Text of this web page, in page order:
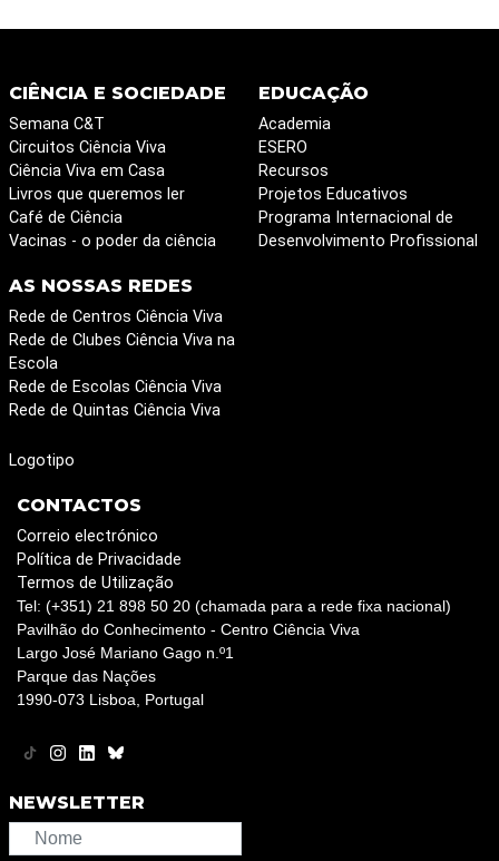
CIÊNCIA E SOCIEDADE
Semana C&T
Circuitos Ciência Viva
Ciência Viva em Casa
Livros que queremos ler
Café de Ciência
Vacinas - o poder da ciência
EDUCAÇÃO
Academia
ESERO
Recursos
Projetos Educativos
Programa Internacional de
Desenvolvimento Profissional
AS NOSSAS REDES
Rede de Centros Ciência Viva
Rede de Clubes Ciência Viva na
Escola
Rede de Escolas Ciência Viva
Rede de Quintas Ciência Viva
Logotipo
CONTACTOS
Correio electrónico
Política de Privacidade
Termos de Utilização
Tel: (+351) 21 898 50 20 (chamada para a rede fixa nacional)
Pavilhão do Conhecimento - Centro Ciência Viva
Largo José Mariano Gago n.º1
Parque das Nações
1990-073 Lisboa, Portugal
NEWSLETTER